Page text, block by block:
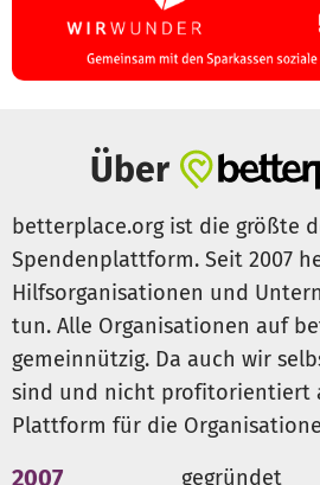
Über
betterplace.org ist die größte
Spendenplattform. Seit 2007
Hilfsorganisationen und
tun. Alle Organisationen auf
gemeinnützig. Da auch wir
sind und nicht profitorientiert
Plattform für die
2007 gegründet